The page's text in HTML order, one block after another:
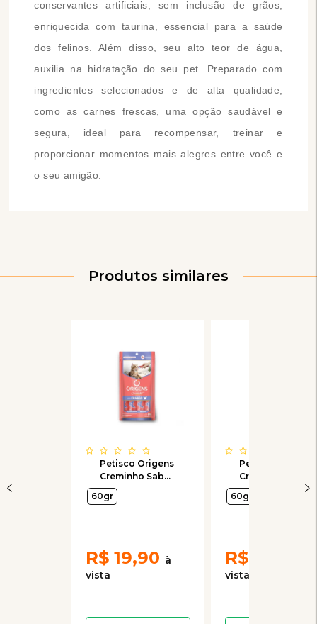
conservantes artificiais, sem inclusão de grãos,
enriquecida com taurina, essencial para a saúde
dos felinos. Além disso, seu alto teor de água,
auxilia na hidratação do seu pet. Preparado com
ingredientes selecionados e de alta qualidade,
como as carnes frescas, uma opção saudável e
segura, ideal para recompensar, treinar e
proporcionar momentos mais alegres entre você e
o seu amigão.
Produtos similares
Petisco Origens
Creminho Sabor
Carne para
Gatos com 4
60gr
R$ 19,90
Petisco Origens
Creminho Sabor
Salmão para
Gatos com 4
60gr
R$